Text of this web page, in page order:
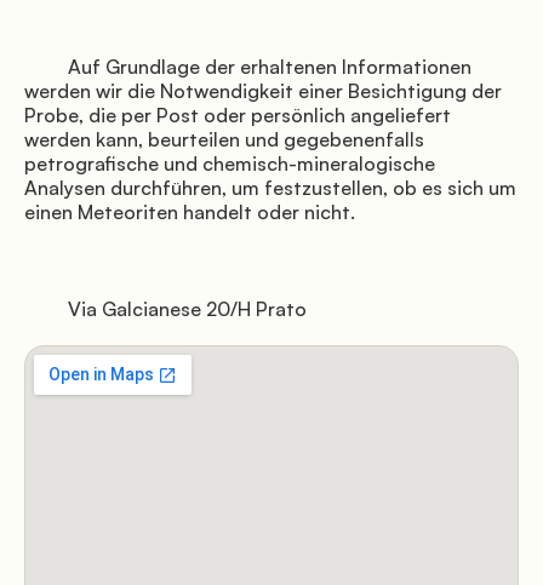
              Wegbeschreibung
werden wir die Notwendigkeit einer Besichtigung der
Probe, die per Post oder persönlich angeliefert
werden kann, beurteilen und gegebenenfalls
petrografische und chemisch-mineralogische
Analysen durchführen, um festzustellen, ob es sich um
einen Meteoriten handelt oder nicht.